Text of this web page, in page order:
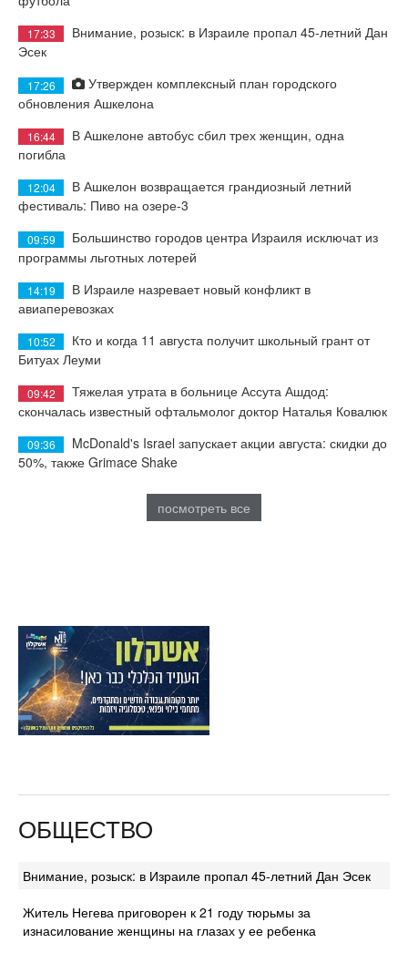
17:33
Внимание, розыск: в Израиле пропал 45-летний Дан
Эсек
17:26
Утвержден комплексный план городского
обновления Ашкелона
16:44
В Ашкелоне автобус сбил трех женщин, одна
погибла
12:04
В Ашкелон возвращается грандиозный летний
фестиваль: Пиво на озере-3
09:59
Большинство городов центра Израиля исключат из
программы льготных лотерей
14:19
В Израиле назревает новый конфликт в
авиаперевозках
10:52
Кто и когда 11 августа получит школьный грант от
Битуах Леуми
09:42
Тяжелая утрата в больнице Ассута Ашдод:
скончалась известный офтальмолог доктор Наталья Ковалюк
09:36
McDonald's Israel запускает акции августа: скидки до
50%, также Grimace Shake
посмотреть все
ОБЩЕСТВО
Внимание, розыск: в Израиле пропал 45-летний Дан Эсек
Житель Негева приговорен к 21 году тюрьмы за
изнасилование женщины на глазах у ее ребенка